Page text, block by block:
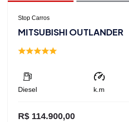
Stop Carros
MITSUBISHI OUTLANDER
Diesel k.m
R$ 114.900,00